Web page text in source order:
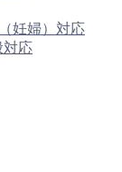
妊婦）対応
対応